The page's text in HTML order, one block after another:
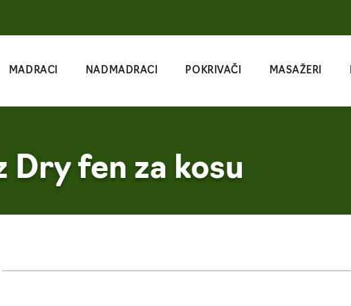
MADRACI NADMADRACI POKRIVAČI MASAŽERI
Dry fen za kosu